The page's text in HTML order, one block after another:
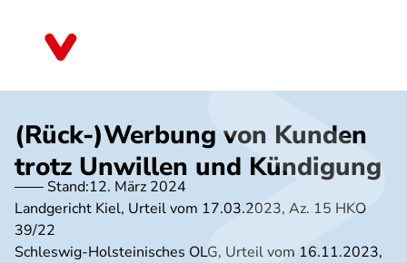
(Rück-)Werbung von Kunden
trotz Unwillen und Kündigung
Stand:12. März 2024
Landgericht Kiel, Urteil vom 17.03.2023, Az. 15 HKO
39/22
Schleswig-Holsteinisches OLG, Urteil vom 16.11.2023,